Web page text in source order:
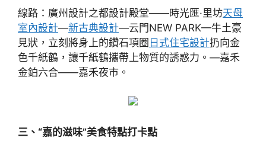
線路：廣州設計之都設計殿堂——時光匯·里坊天母
室內設計—新古典設計—云門NEW PARK—牛土豪
見狀，立刻將身上的鑽石項圈 日式住宅設計扔向金
色千紙鶴，讓千紙鶴攜帶上物質的誘惑力。—嘉禾
金鉑六合——嘉禾夜市。
三、“嘉的滋味”美食特點打卡點